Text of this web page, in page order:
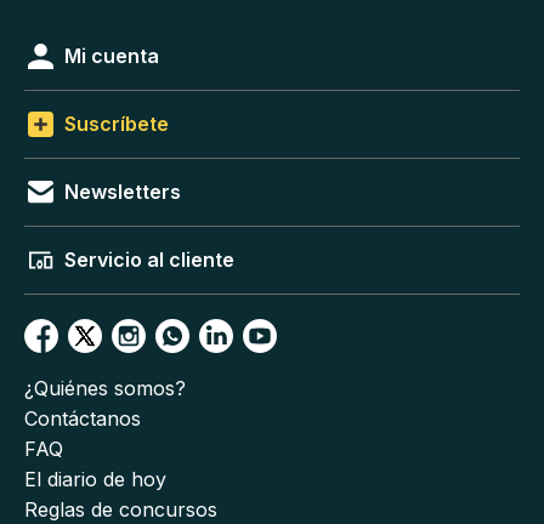
Mi cuenta
Suscríbete
Newsletters
Servicio al cliente
¿Quiénes somos?
Contáctanos
FAQ
El diario de hoy
Reglas de concursos